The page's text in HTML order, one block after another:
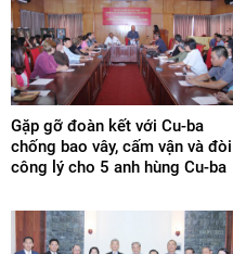
Gặp gỡ đoàn kết với Cu-ba
chống bao vây, cấm vận và đòi
công lý cho 5 anh hùng Cu-ba